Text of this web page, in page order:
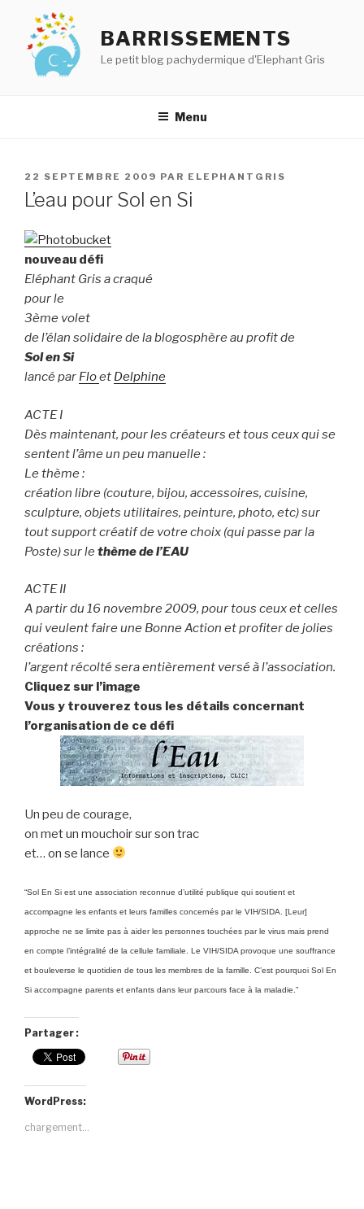
contenu
principal
BARRISSEMENTS
Le petit blog pachydermique d'Elephant Gris
Menu
PUBLIÉ
LE
22 SEPTEMBRE 2009 PAR ELEPHANTGRIS
L’eau pour Sol en Si
nouveau défi
Eléphant Gris a craqué
pour le
3ème volet
de l’élan solidaire de la blogosphère au profit de
Sol en Si
lancé par Floet Delphine
ACTE I
Dès maintenant, pour les créateurs et tous ceux qui se
sentent l’âme un peu manuelle :
Le thème :
création libre (couture, bijou, accessoires, cuisine,
sculpture, objets utilitaires, peinture, photo, etc) sur
tout support créatif de votre choix (qui passe par la
Poste) sur le thème de l’EAU
ACTE II
A partir du 16 novembre 2009, pour tous ceux et celles
qui veulent faire une Bonne Action et profiter de jolies
créations :
l’argent récolté sera entièrement versé à l’association.
Cliquez sur l’image
Vous y trouverez tous les détails concernant
l’organisation de ce défi
Un peu de courage,
on met un mouchoir sur son trac
et… on se lance
“Sol En Si est une association reconnue d’utilité publique qui soutient et
accompagne les enfants et leurs familles concernés par le VIH/SIDA. [Leur]
approche ne se limite pas à aider les personnes touchées par le virus mais prend
en compte l’intégralité de la cellule familiale. Le VIH/SIDA provoque une souffrance
et bouleverse le quotidien de tous les membres de la famille. C’est pourquoi Sol En
Si accompagne parents et enfants dans leur parcours face à la maladie.”
Partager :
WordPress:
chargement…